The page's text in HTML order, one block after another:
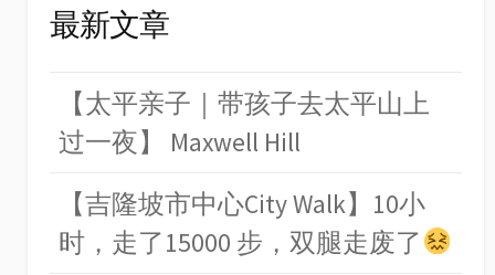
最新文章
【太平亲子｜带孩子去太平山上
过一夜】 Maxwell Hill
【吉隆坡市中心City Walk】10小
时，走了15000 步，双腿走废了